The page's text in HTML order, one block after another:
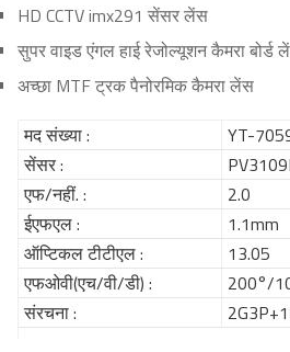
HD CCTV imx291 सेंसर लेंस
सुपर वाइड एंगल हाई रेजोल्यूशन कैमरा बोर्ड
अच्छा MTF ट्रक पैनोरमिक कैमरा लेंस
मद संख्या :
YT-
सेंसर :
एफ/नहीं. :
2.0
ईएफएल :
1.1mm
ऑप्टिकल टीटीएल :
13.05
एफओवी(एच/वी/डी) :
200°/
संरचना :